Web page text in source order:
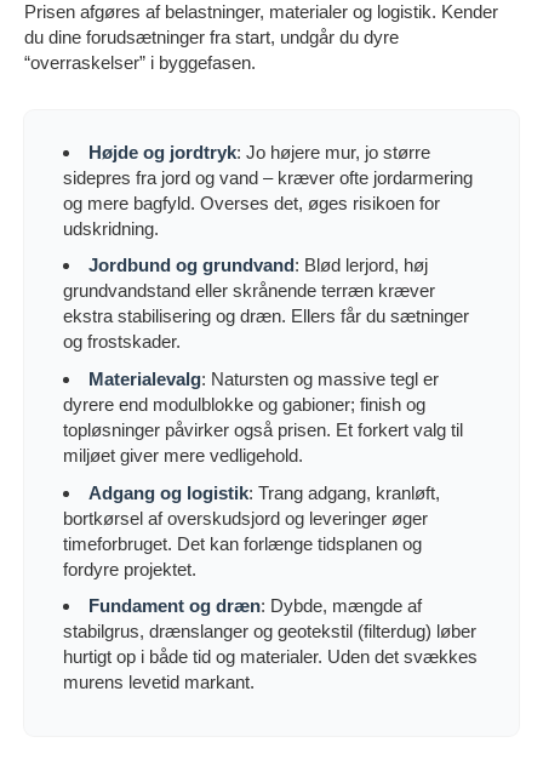
Prisen afgøres af belastninger, materialer og logistik. Kender
du dine forudsætninger fra start, undgår du dyre
“overraskelser” i byggefasen.
Højde og jordtryk: Jo højere mur, jo større
sidepres fra jord og vand – kræver ofte jordarmering
og mere bagfyld. Overses det, øges risikoen for
udskridning.
Jordbund og grundvand: Blød lerjord, høj
grundvandstand eller skrånende terræn kræver
ekstra stabilisering og dræn. Ellers får du sætninger
og frostskader.
Materialevalg: Natursten og massive tegl er
dyrere end modulblokke og gabioner; finish og
topløsninger påvirker også prisen. Et forkert valg til
miljøet giver mere vedligehold.
Adgang og logistik: Trang adgang, kranløft,
bortkørsel af overskudsjord og leveringer øger
timeforbruget. Det kan forlænge tidsplanen og
fordyre projektet.
Fundament og dræn: Dybde, mængde af
stabilgrus, drænslanger og geotekstil (filterdug) løber
hurtigt op i både tid og materialer. Uden det svækkes
murens levetid markant.